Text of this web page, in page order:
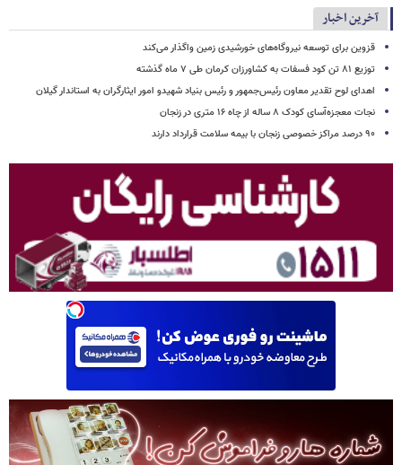
آخرین اخبار
قزوین برای توسعه نیروگاه‌های خورشیدی زمین واگذار می‌کند
توزیع ۸۱ تن کود فسفات به کشاورزان کرمان طی ۷ ماه گذشته
اهدای لوح تقدیر معاون رئیس‌جمهور و رئیس بنیاد شهیدو امور ایثارگران به استاندار گیلان
نجات معجزه‌آسای کودک ۸ ساله از چاه ۱۶ متری در زنجان
۹۰ درصد مراکز خصوصی زنجان با بیمه سلامت قرارداد دارند